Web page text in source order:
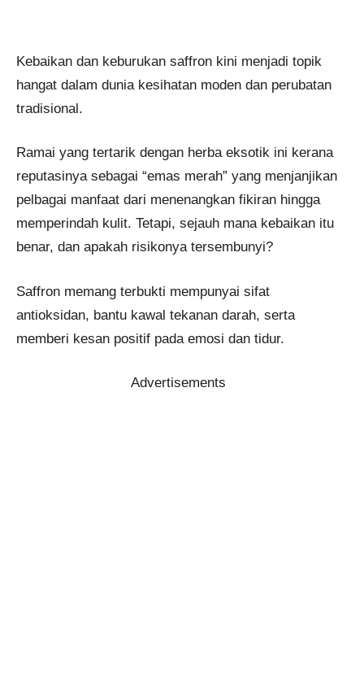
Kebaikan dan keburukan saffron kini menjadi topik
hangat dalam dunia kesihatan moden dan perubatan
tradisional.
Ramai yang tertarik dengan herba eksotik ini kerana
reputasinya sebagai “emas merah” yang menjanjikan
pelbagai manfaat dari menenangkan fikiran hingga
memperindah kulit. Tetapi, sejauh mana kebaikan itu
benar, dan apakah risikonya tersembunyi?
Saffron memang terbukti mempunyai sifat
antioksidan, bantu kawal tekanan darah, serta
memberi kesan positif pada emosi dan tidur.
Advertisements